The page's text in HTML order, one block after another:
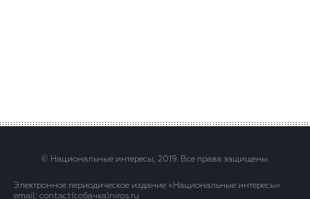
© Национальные интересы, 2019. Все права защищены.
Электронное периодическое издание «Национальные интересы» .
email: contact(сoбaчка)niros.ru